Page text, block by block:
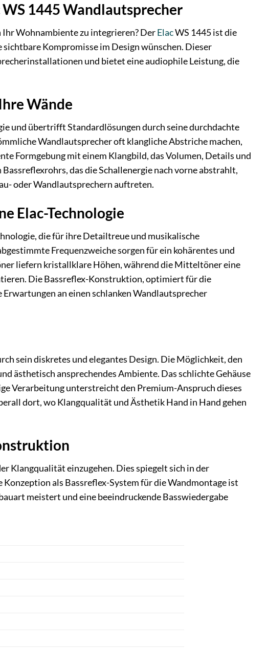
1445 Wandlautsprecher
Ihr Wohnambiente zu integrieren? DerElacWS 1445 ist die
Kompromisse im Design wünschen. Dieser
und bietet eine audiophile Leistung, die
Wände
und übertrifft Standardlösungen durch seine durchdachte
Wandlautsprecher oft klangliche Abstriche machen,
Formgebung mit einem Klangbild, das Volumen, Details und
das die Schallenergie nach vorne abstrahlt,
oder Wandlautsprechern auftreten.
Elac-Technologie
die für ihre Detailtreue und musikalische
Frequenzweiche sorgen für ein kohärentes und
liefern kristallklare Höhen, während die Mitteltöner eine
Die Bassreflex-Konstruktion, optimiert für die
an einen schlanken Wandlautsprecher
sein diskretes und elegantes Design. Die Möglichkeit, den
ästhetisch ansprechendes Ambiente. Das schlichte Gehäuse
Verarbeitung unterstreicht den Premium-Anspruch dieses
dort, wo Klangqualität und Ästhetik Hand in Hand gehen
Klangqualität einzugehen. Dies spiegelt sich in der
als Bassreflex-System für die Wandmontage ist
meistert und eine beeindruckende Basswiedergabe